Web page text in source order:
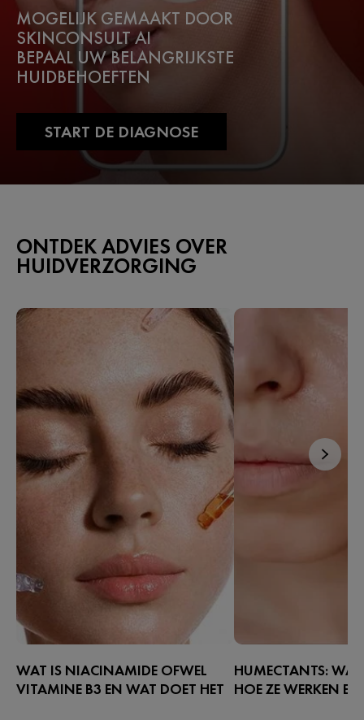
MOGELIJK GEMAAKT DOOR
SKINCONSULT AI
BEPAAL UW BELANGRIJKSTE
HUIDBEHOEFTEN
START DE DIAGNOSE
ONTDEK ADVIES OVER
HUIDVERZORGING
WAT IS NIACINAMIDE OFWEL
VITAMINE B3 EN WAT DOET HET
HUMECTANTS:
HOE ZE WERKEN